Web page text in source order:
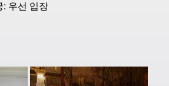
: 우선 입장